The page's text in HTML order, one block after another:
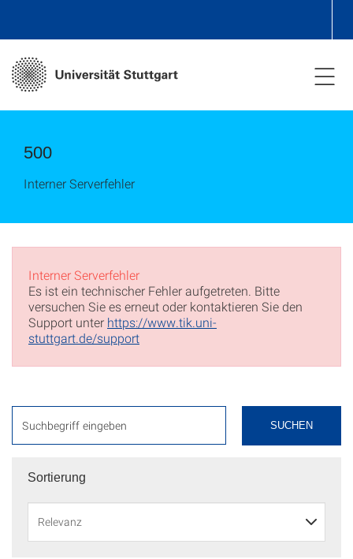
500
Interner Serverfehler
Interner Serverfehler
Es ist ein technischer Fehler aufgetreten. Bitte
versuchen Sie es erneut oder kontaktieren Sie den
Support unter https://www.tik.uni-
stuttgart.de/support
SUCHEN
Sortierung